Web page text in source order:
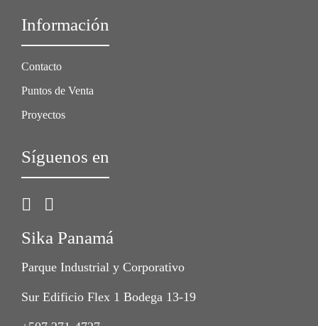
Información
Contacto
Puntos de Venta
Proyectos
Síguenos en
Sika Panamá
Parque Industrial y Corporativo
Sur Edificio Flex 1 Bodega 13-19